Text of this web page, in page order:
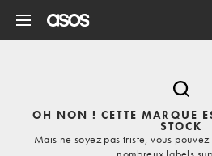
OH NON ! CETTE MARQUE
STOCK
Mais ne soyez pas triste, vous